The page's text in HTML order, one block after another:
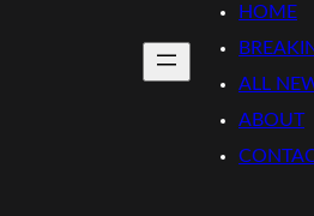
HOME
ALL
ABOUT